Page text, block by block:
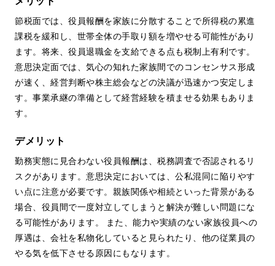
節税面では、役員報酬を家族に分散することで所得税の累進
課税を緩和し、世帯全体の手取り額を増やせる可能性があり
ます。将来、役員退職金を支給できる点も税制上有利です。
意思決定面では、気心の知れた家族間でのコンセンサス形成
が速く、経営判断や株主総会などの決議が迅速かつ安定しま
す。事業承継の準備として経営経験を積ませる効果もありま
す。
デメリット
勤務実態に見合わない役員報酬は、税務調査で否認されるリ
スクがあります。意思決定においては、公私混同に陥りやす
い点に注意が必要です。親族関係や相続といった背景がある
場合、役員間で一度対立してしまうと解決が難しい問題にな
る可能性があります。 また、能力や実績のない家族役員への
厚遇は、会社を私物化していると見られたり、他の従業員の
やる気を低下させる原因にもなります。